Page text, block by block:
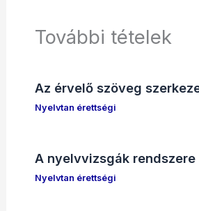
További tételek
Az érvelő szöveg
Nyelvtan érettségi
A nyelvvizsgák rendszere
Nyelvtan érettségi